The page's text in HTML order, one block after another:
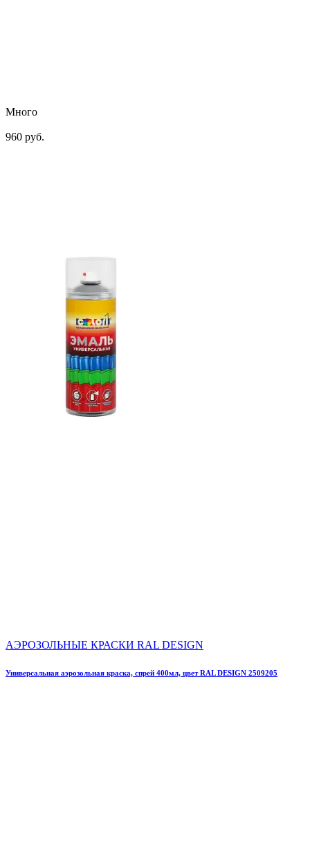
Много
960 руб.
АЭРОЗОЛЬНЫЕ КРАСКИ RAL DESIGN
Универсальная аэрозольная краска, спрей 400мл, цвет RAL DESIGN 2509205